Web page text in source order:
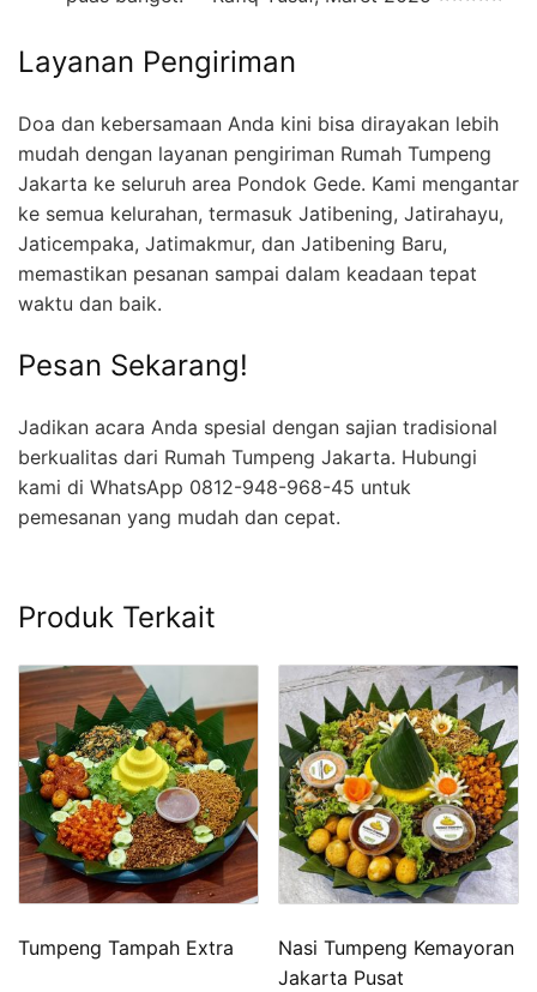
Layanan Pengiriman
Doa dan kebersamaan Anda kini bisa dirayakan lebih
mudah dengan layanan pengiriman Rumah Tumpeng
Jakarta ke seluruh area Pondok Gede. Kami mengantar
ke semua kelurahan, termasuk Jatibening, Jatirahayu,
Jaticempaka, Jatimakmur, dan Jatibening Baru,
memastikan pesanan sampai dalam keadaan tepat
waktu dan baik.
Pesan Sekarang!
Jadikan acara Anda spesial dengan sajian tradisional
berkualitas dari Rumah Tumpeng Jakarta. Hubungi
kami di WhatsApp 0812-948-968-45 untuk
pemesanan yang mudah dan cepat.
Produk Terkait
Tumpeng Tampah Extra
Nasi Tumpeng Kemayoran
Jakarta Pusat